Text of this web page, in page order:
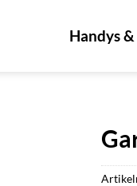
Handys